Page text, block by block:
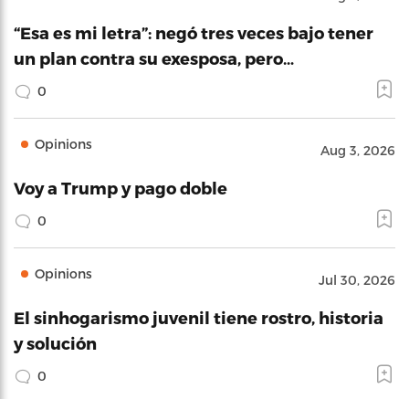
“Esa es mi letra”: negó tres veces bajo tener
un plan contra su exesposa, pero…
0
Opinions Aug 3, 2026
Voy a Trump y pago doble
0
Opinions Jul 30, 2026
El sinhogarismo juvenil tiene rostro, historia
y solución
0